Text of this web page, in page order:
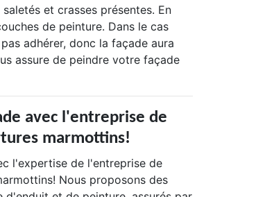
et crasses présentes. En
de peinture. Dans le cas
adhérer, donc la façade aura
assure de peindre votre façade
avec l'entreprise de
marmottins!
l'expertise de l'entreprise de
Nous proposons des